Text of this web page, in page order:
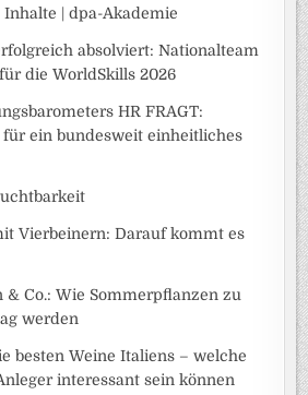
| dpa-Akademie
absolviert: Nationalteam
die WorldSkills 2026
HR FRAGT:
ein bundesweit einheitliches
Vierbeinern: Darauf kommt es
& Co.: Wie Sommerpflanzen zu
werden
besten Weine Italiens – welche
interessant sein können